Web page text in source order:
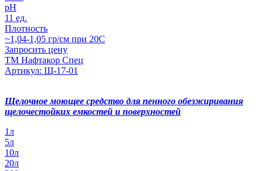
pH
11 ед.
Плотность
~1,04-1,05 гр/см при 20С
Запросить цену
ТМ Нафтакор Спец
Артикул: Щ-17-01
Щелочное моющее средство для пенного обезжиривания
щелочестойких емкостей и поверхностей
1л
5л
10л
20л